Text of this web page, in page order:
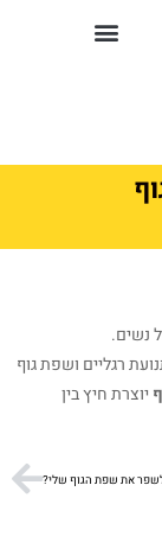
נשים.
רגליים ושפת גוף
יוצרת חיץ בין
את שפת הגוף שלי?